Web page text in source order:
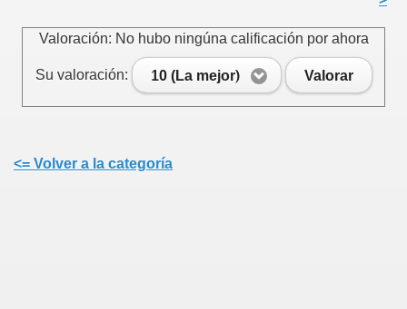
Valoración: No hubo ningúna calificación por ahora
Su valoración: 10 (La mejor) Valorar
<= Volver a la categoría